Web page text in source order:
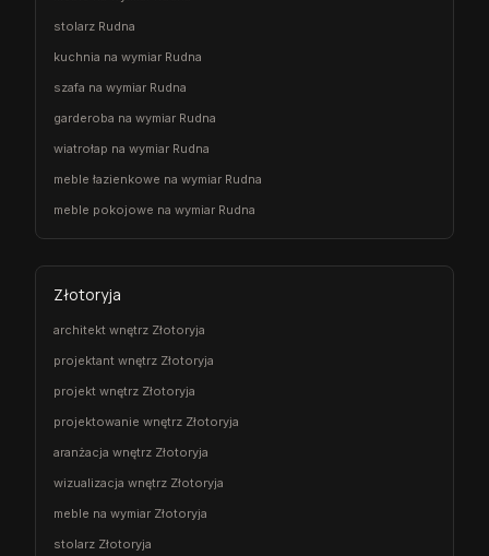
stolarz Rudna
kuchnia na wymiar Rudna
szafa na wymiar Rudna
garderoba na wymiar Rudna
wiatrołap na wymiar Rudna
meble łazienkowe na wymiar Rudna
meble pokojowe na wymiar Rudna
Złotoryja
architekt wnętrz Złotoryja
projektant wnętrz Złotoryja
projekt wnętrz Złotoryja
projektowanie wnętrz Złotoryja
aranżacja wnętrz Złotoryja
wizualizacja wnętrz Złotoryja
meble na wymiar Złotoryja
stolarz Złotoryja